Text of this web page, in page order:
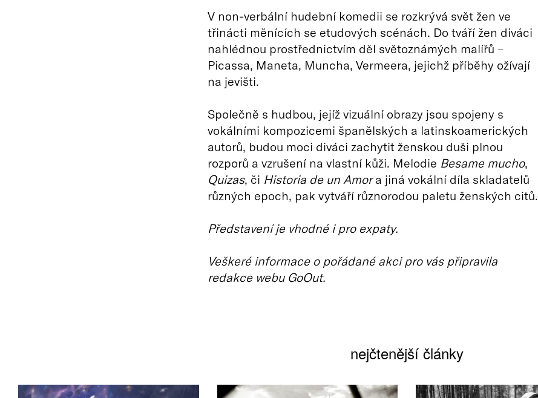
V non-verbální hudební komedii se rozkrývá svět žen ve
třinácti měnících se etudových scénách. Do tváří žen diváci
nahlédnou prostřednictvím děl světoznámých malířů –
Picassa, Maneta, Muncha, Vermeera, jejichž příběhy ožívají
na jevišti.
Společně s hudbou, jejíž vizuální obrazy jsou spojeny s
vokálními kompozicemi španělských a latinskoamerických
autorů, budou moci diváci zachytit ženskou duši plnou
rozporů a vzrušení na vlastní kůži. Melodie Besame mucho,
Quizas, či Historia de un Amora jiná vokální díla skladatelů
různých epoch, pak vytváří různorodou paletu ženských citů.
Představení je vhodné i pro expaty.
Veškeré informace o pořádané akci pro vás připravila
redakce webu GoOut.
nejčtenější články